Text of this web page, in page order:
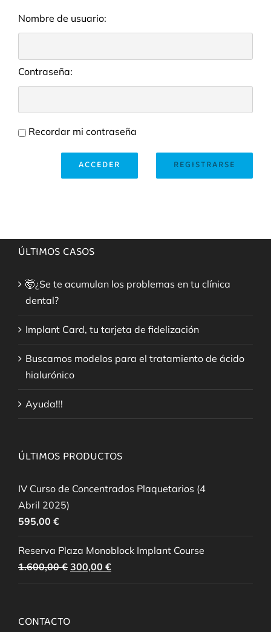
Nombre de usuario:
Contraseña:
Recordar mi contraseña
REGISTRARSE
ACCEDER
ÚLTIMOS CASOS
🤯¿Se te acumulan los problemas en tu clínica
dental?
Implant Card, tu tarjeta de fidelización
Buscamos modelos para el tratamiento de ácido
hialurónico
Ayuda!!!
ÚLTIMOS PRODUCTOS
IV Curso de Concentrados Plaquetarios (4
Abril 2025)
595,00 €
Reserva Plaza Monoblock Implant Course
1.600,00€ El
precio
300,00 €
precio
CONTACTO